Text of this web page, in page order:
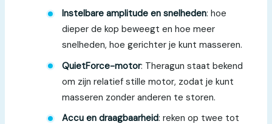
Instelbare amplitude en snelheden: hoe
dieper de kop beweegt en hoe meer
snelheden, hoe gerichter je kunt masseren.
QuietForce-motor: Theragun staat bekend
om zijn relatief stille motor, zodat je kunt
masseren zonder anderen te storen.
Accu en draagbaarheid: reken op twee tot